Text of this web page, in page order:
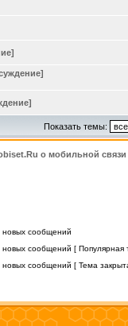
Показать темы:
о мобильной связи
новых сообщений
новых сообщений [ Популярная
новых сообщений [ Тема